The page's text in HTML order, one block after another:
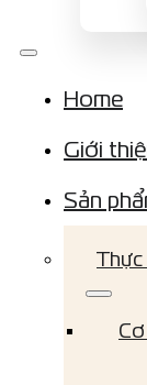
Home
Giới
Sản
Thực